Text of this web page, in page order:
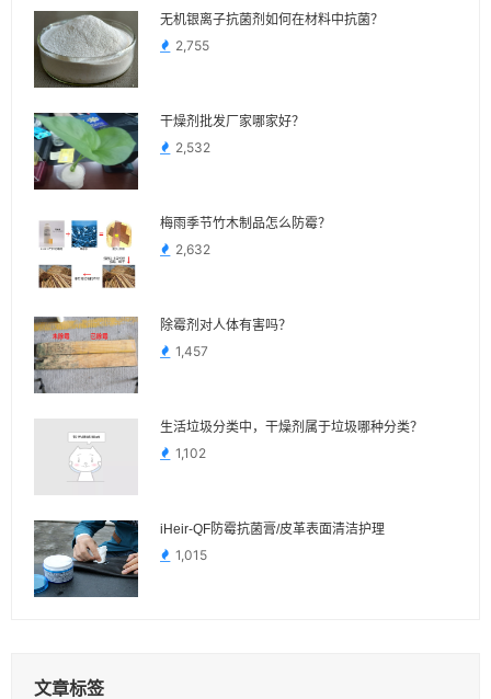
无机银离子抗菌剂如何在材料中抗菌？
2,755
干燥剂批发厂家哪家好？
2,532
梅雨季节竹木制品怎么防霉？
2,632
除霉剂对人体有害吗？
1,457
生活垃圾分类中，干燥剂属于垃圾哪种分类？
1,102
iHeir-QF防霉抗菌膏/皮革表面清洁护理
1,015
文章标签